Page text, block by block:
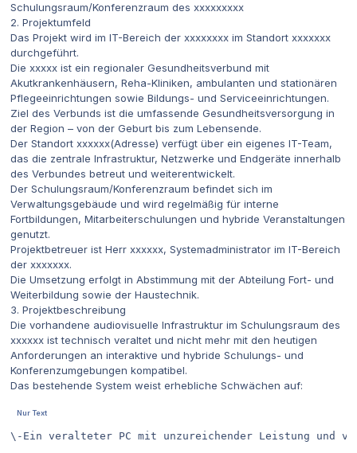
Schulungsraum/Konferenzraum des xxxxxxxxx
2. Projektumfeld
Das Projekt wird im IT-Bereich der xxxxxxxx im Standort xxxxxxx
durchgeführt.
Die xxxxx ist ein regionaler Gesundheitsverbund mit
Akutkrankenhäusern, Reha-Kliniken, ambulanten und stationären
Pflegeeinrichtungen sowie Bildungs- und Serviceeinrichtungen.
Ziel des Verbunds ist die umfassende Gesundheitsversorgung in
der Region – von der Geburt bis zum Lebensende.
Der Standort xxxxxx(Adresse) verfügt über ein eigenes IT-Team,
das die zentrale Infrastruktur, Netzwerke und Endgeräte innerhalb
des Verbundes betreut und weiterentwickelt.
Der Schulungsraum/Konferenzraum befindet sich im
Verwaltungsgebäude und wird regelmäßig für interne
Fortbildungen, Mitarbeiterschulungen und hybride Veranstaltungen
genutzt.
Projektbetreuer ist Herr xxxxxx, Systemadministrator im IT-Bereich
der xxxxxxx.
Die Umsetzung erfolgt in Abstimmung mit der Abteilung Fort- und
Weiterbildung sowie der Haustechnik.
3. Projektbeschreibung
Die vorhandene audiovisuelle Infrastruktur im Schulungsraum des
xxxxxx ist technisch veraltet und nicht mehr mit den heutigen
Anforderungen an interaktive und hybride Schulungs- und
Konferenzumgebungen kompatibel.
Das bestehende System weist erhebliche Schwächen auf:
\-Ein veralteter PC mit unzureichender Leistung und